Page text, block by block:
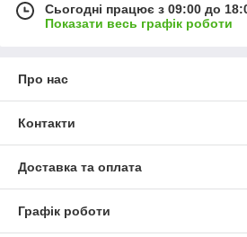
Сьогодні працює з 09:00 до
Показати весь графік роботи
Про нас
Контакти
Доставка та оплата
Графік роботи